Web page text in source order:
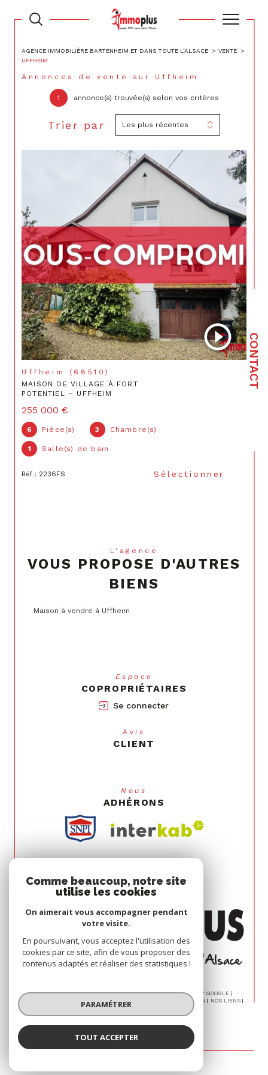
CONTACT
AGENCE IMMOBILIÈRE BARTENHEIM ET DANS TOUTE L’ALSACE
VENTE
UFFHEIM
Annonces de vente sur Uffheim
1 annonce(s) trouvée(s) selon vos critères
Trier par Les plus récentes
Uffheim (68510)
MAISON DE VILLAGE À FORT
POTENTIEL – UFFHEIM
255 000 €
6 Pièce(s) 3 Chambre(s)
1 Salle(s) de bain
Réf : 2236FS Sélectionner
L'agence
VOUS PROPOSE D'AUTRES
BIENS
Maison à vendre à Uffheim
Espace
COPROPRIÉTAIRES
Se connecter
Avis
CLIENT
Nous
ADHÉRONS
© 2026 | TOUS DROITS RÉSERVÉS | TRADUCTION POWERED BY GOOGLE |
PLAN DU SITE MENTIONS LÉGALES ADMIN
NOS LIENS
POLITIQUE RGPD
Comme beaucoup, notre site
utilise les cookies
On aimerait vous accompagner pendant
votre visite.
En poursuivant, vous acceptez l'utilisation des
cookies par ce site, afin de vous proposer des
contenus adaptés et réaliser des statistiques !
PARAMÉTRER
TOUT ACCEPTER